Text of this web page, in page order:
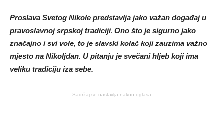
Proslava Svetog Nikole predstavlja jako važan događaj u
pravoslavnoj srpskoj tradiciji. Ono što je sigurno jako
značajno i svi vole, to je slavski kolač koji zauzima važno
mjesto na Nikoljdan. U pitanju je svečani hljeb koji ima
veliku tradiciju iza sebe.
Sadržaj se nastavlja nakon oglasa